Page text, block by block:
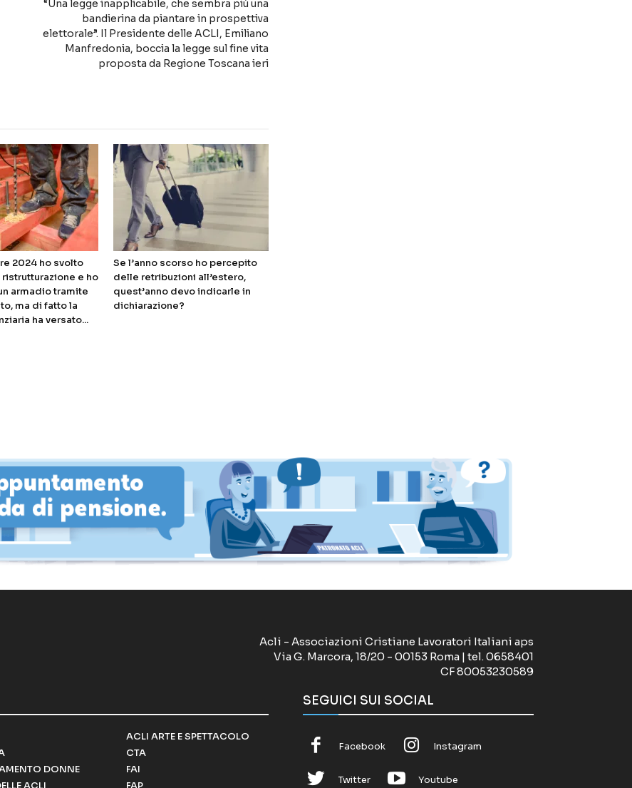
“Una legge inapplicabile, che sembra più una
bandierina da piantare in prospettiva
elettorale”. Il Presidente delle ACLI, Emiliano
Manfredonia, boccia la legge sul fine vita
proposta da Regione Toscana ieri
2024 ho svolto
e ho
armadio tramite
ma di fatto la
ha versato...
Se l’anno scorso ho percepito
delle retribuzioni all’estero,
quest’anno devo indicarle in
dichiarazione?
Acli - Associazioni Cristiane Lavoratori Italiani aps
Via G. Marcora, 18/20 - 00153 Roma | tel. 0658401
CF 80053230589
DONNE
ACLI
ACLI ARTE E SPETTACOLO
CTA
FAI
FAP
SEGUICI SUI SOCIAL
Facebook Instagram
Twitter Youtube